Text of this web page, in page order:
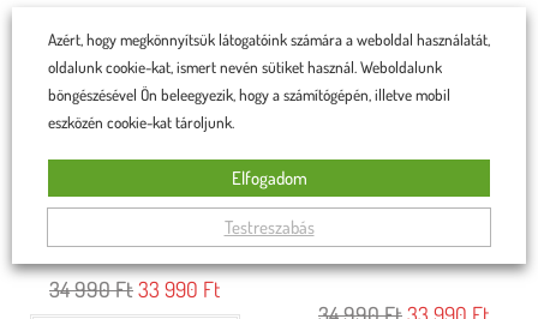
34 990Ft33 990 Ft
Linda szék sötétszürke, fekete
lábakkal
Azért, hogy megkönnyítsük látogatóink számára a weboldal használatát,
oldalunk cookie-kat, ismert nevén sütiket használ. Weboldalunk
böngészésével Ön beleegyezik, hogy a számítógépén, illetve mobil
eszközén cookie-kat tároljunk.
Testreszabás
Elfogadom